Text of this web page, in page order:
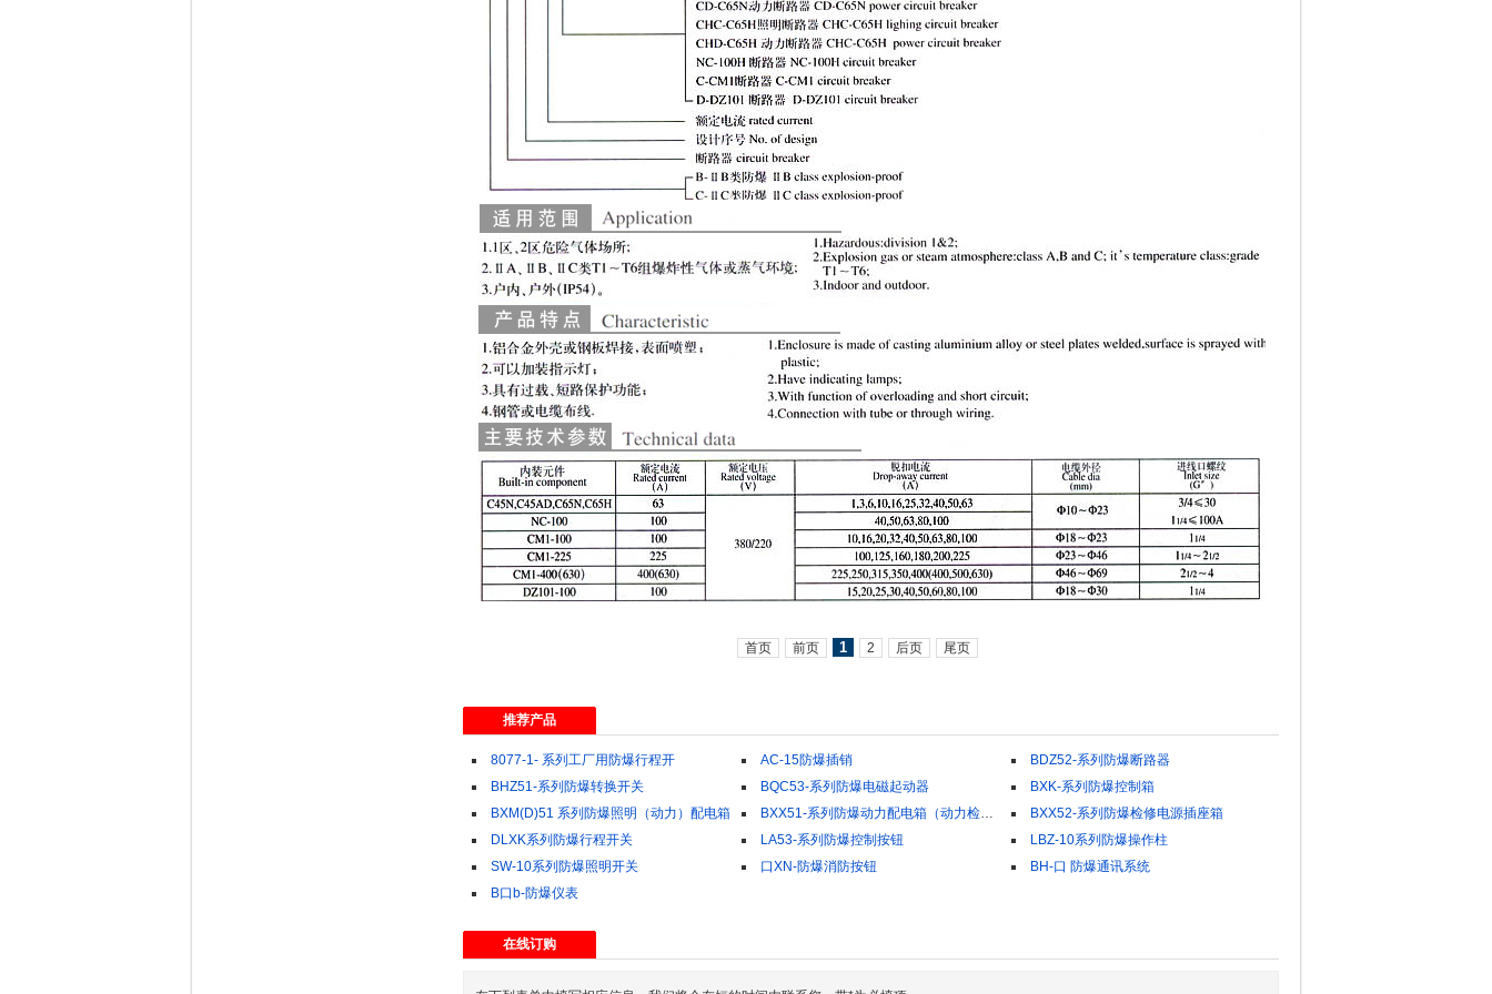
首页 前页 1 2 后页 尾页
推荐产品
8077-1- 系列工厂用防爆行程开 AC-15防爆插销
BDZ52-系列防爆断路器
BHZ51-系列防爆转换开关
BQC53-系列防爆电磁起动器
BXK-系列防爆控制箱
BXM(D)51 系列防爆照明（动力）配电箱
BXX51-系列防爆动力配电箱（动力检修）
BXX52-系列防爆检修电源插座箱
DLXK系列防爆行程开关
LA53-系列防爆控制按钮
LBZ-10系列防爆操作柱
SW-10系列防爆照明开关
口XN-防爆消防按钮
BH-口 防爆通讯系统
B口b-防爆仪表
在线订购